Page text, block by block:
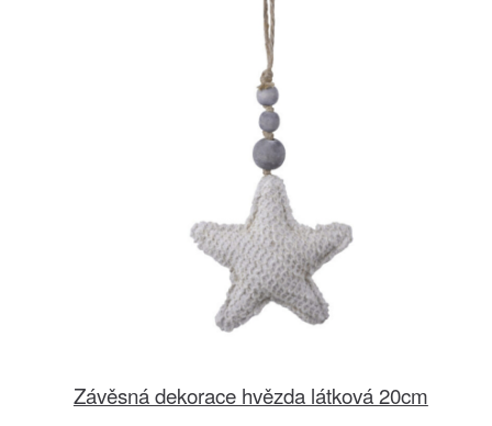
Závěsná dekorace hvězda látková 20cm